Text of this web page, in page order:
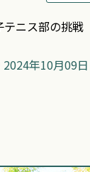
ニス部の挑戦
2024年10月09日